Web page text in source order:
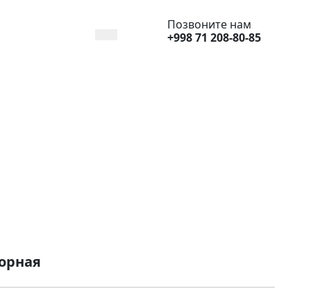
Позвоните нам
+998 71 208-80-85